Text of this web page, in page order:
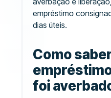
empréstimo
dias úteis.
Como
foi